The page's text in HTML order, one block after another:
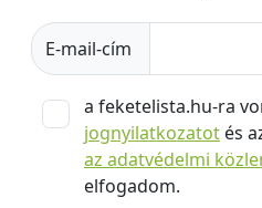
E-mail-cím
a feketelista.hu-ra
jognyilatkozatot és
az adatvédelmi
elfogadom.